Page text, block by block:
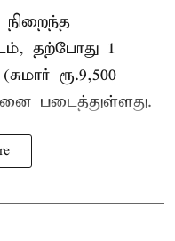
தற்போது 1
ரூ.9,500
படைத்துள்ளது.